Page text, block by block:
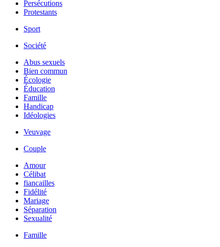
Persécutions
Protestants
Sport
Société
Abus sexuels
Bien commun
Écologie
Éducation
Famille
Handicap
Idéologies
Veuvage
Couple
Amour
Célibat
fiancailles
Fidélité
Mariage
Séparation
Sexualité
Famille